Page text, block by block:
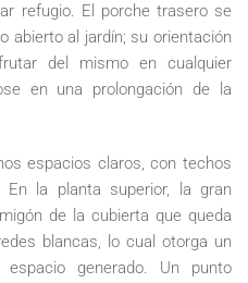
refugio. El porche trasero se
abierto al jardín; su orientación
del mismo en cualquier
en una prolongación de la
espacios claros, con techos
En la planta superior, la gran
de la cubierta que queda
blancas, lo cual otorga un
generado. Un punto